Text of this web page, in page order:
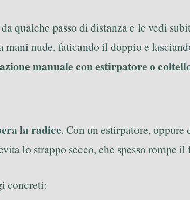
da qualche passo di distanza e le vedi
mani nude, faticando il doppio e
manuale con estirpatore o
la radice. Con un estirpatore,
lo strappo secco, che spesso rompe
concreti: